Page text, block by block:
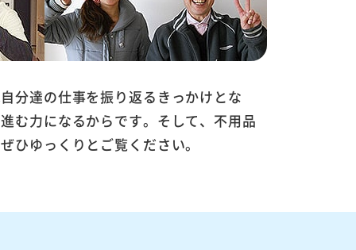
分達の仕事を振り返るきっかけとな
む力になるからです。そして、不用品
ゆっくりとご覧ください。